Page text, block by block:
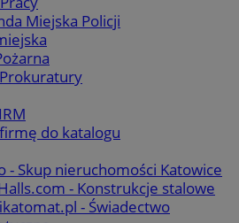
Miejska Policji
do katalogu
- Skup nieruchomości Katowice
- Konstrukcje stalowe
- Świadectwo